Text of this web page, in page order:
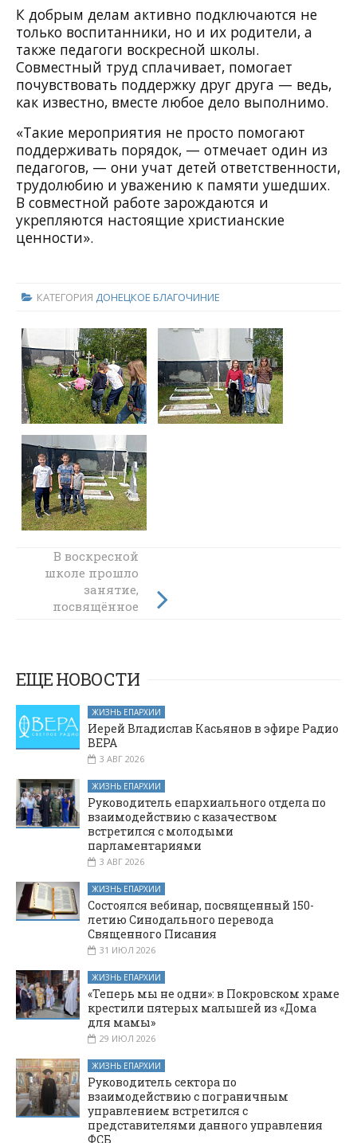
К добрым делам активно подключаются не
только воспитанники, но и их родители, а
также педагоги воскресной школы.
Совместный труд сплачивает, помогает
почувствовать поддержку друг друга — ведь,
как известно, вместе любое дело выполнимо.
«Такие мероприятия не просто помогают
поддерживать порядок, — отмечает один из
педагогов, — они учат детей ответственности,
трудолюбию и уважению к памяти ушедших.
В совместной работе зарождаются и
укрепляются настоящие христианские
ценности».
КАТЕГОРИЯ ДОНЕЦКОЕ БЛАГОЧИНИЕ
Миссионерская
акция в честь
памяти святых
Кирилла и
В воскресной
школе прошло
занятие,
посвящённое
ЕЩЕ НОВОСТИ
ЖИЗНЬ ЕПАРХИИ
Иерей Владислав Касьянов в эфире Радио
ВЕРА
3 АВГ 2026
ЖИЗНЬ ЕПАРХИИ
Руководитель епархиального отдела по
взаимодействию с казачеством
встретился с молодыми
парламентариями
3 АВГ 2026
ЖИЗНЬ ЕПАРХИИ
Состоялся вебинар, посвященный 150-
летию Синодального перевода
Священного Писания
31 ИЮЛ 2026
ЖИЗНЬ ЕПАРХИИ
«Теперь мы не одни»: в Покровском храме
крестили пятерых малышей из «Дома
для мамы»
29 ИЮЛ 2026
ЖИЗНЬ ЕПАРХИИ
Руководитель сектора по
взаимодействию с пограничным
управлением встретился с
представителями данного управления
ФСБ